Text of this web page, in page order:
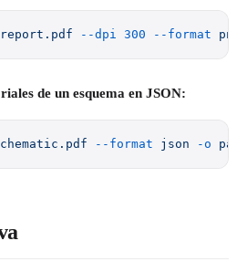
report.pdf --dpi 300 --format png
de un esquema en JSON:
--format json -o